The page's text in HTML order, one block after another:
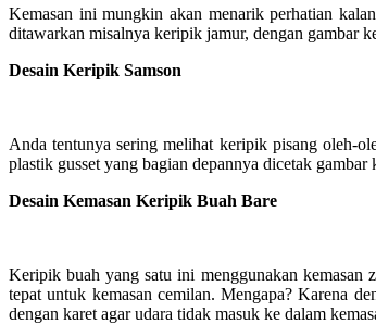
Kemasan ini mungkin akan menarik perhatian
ditawarkan misalnya keripik jamur, dengan gambar
Desain Keripik Samson
Anda tentunya sering melihat keripik pisang oleh-
plastik gusset yang bagian depannya dicetak
Desain Kemasan Keripik Buah Bare
Keripik buah yang satu ini menggunakan kemasan
tepat untuk kemasan cemilan. Mengapa? Karena
dengan karet agar udara tidak masuk ke dalam